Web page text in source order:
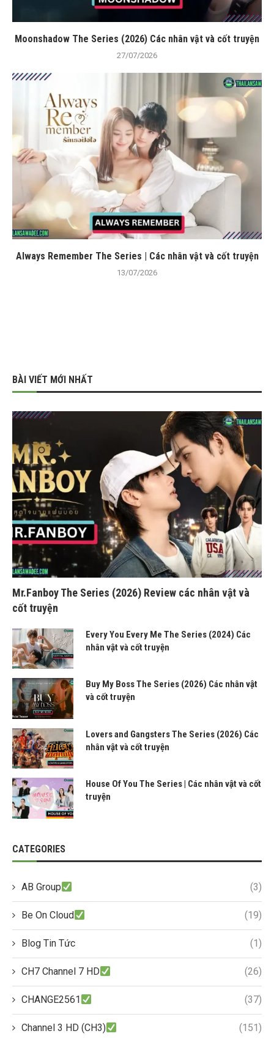
Moonshadow The Series (2026) Các nhân vật và cốt truyện
27/07/2026
Always Remember The Series | Các nhân vật và cốt truyện
13/07/2026
BÀI VIẾT MỚI NHẤT
Mr.Fanboy The Series (2026) Review các nhân vật và
cốt truyện
Every You Every Me The Series (2024) Các
nhân vật và cốt truyện
Buy My Boss The Series (2026) Các nhân vật
và cốt truyện
Lovers and Gangsters The Series (2026) Các
nhân vật và cốt truyện
House Of You The Series | Các nhân vật và cốt
truyện
CATEGORIES
AB Group (3)
Be On Cloud (19)
Blog Tin Tức (1)
CH7 Channel 7 HD (26)
CHANGE2561 (37)
Channel 3 HD (CH3) (151)